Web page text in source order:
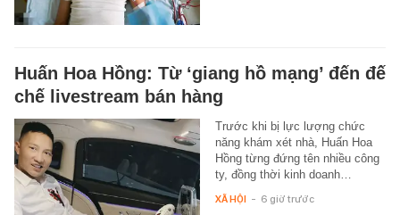
Huấn Hoa Hồng: Từ ‘giang hồ mạng’ đến đế
chế livestream bán hàng
Trước khi bị lực lượng chức
năng khám xét nhà, Huấn Hoa
Hồng từng đứng tên nhiều công
ty, đồng thời kinh doanh…
XÃ HỘI - 6 giờ trước